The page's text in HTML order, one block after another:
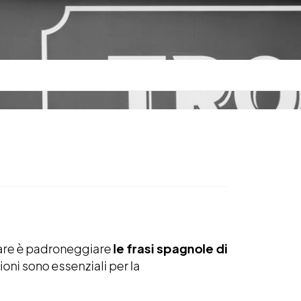
è padroneggiare le frasi spagnole di
sono essenziali per la